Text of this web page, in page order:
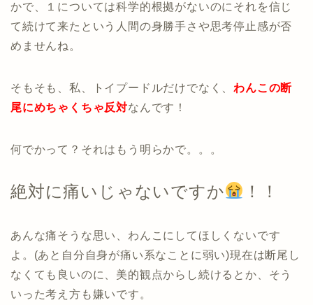
かで、１については科学的根拠がないのにそれを信じ
て続けて来たという人間の身勝手さや思考停止感が否
めませんね。
そもそも、私、トイプードルだけでなく、わんこの断
尾にめちゃくちゃ反対なんです！
何でかって？それはもう明らかで。。。
絶対に痛いじゃないですか ！！
あんな痛そうな思い、わんこにしてほしくないです
よ。(あと自分自身が痛い系なことに弱い)現在は断尾し
なくても良いのに、美的観点からし続けるとか、そう
いった考え方も嫌いです。